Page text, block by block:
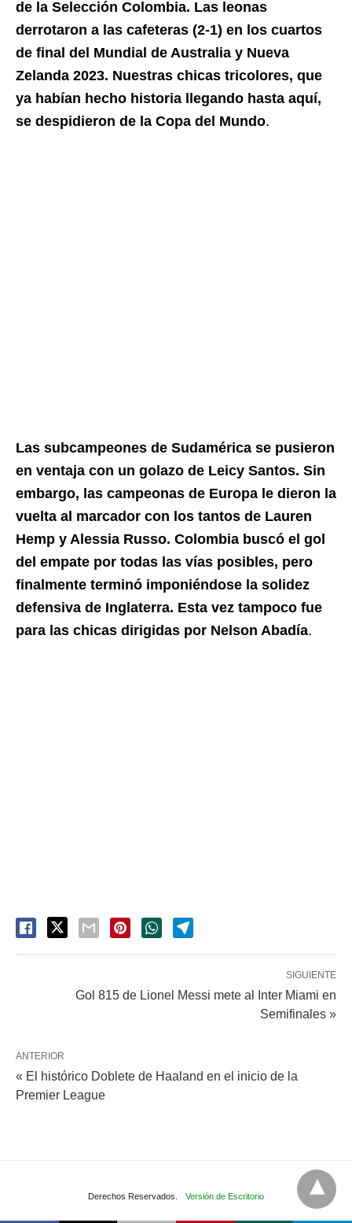
de la Selección Colombia. Las leonas
derrotaron a las cafeteras (2-1) en los cuartos
de final del Mundial de Australia y Nueva
Zelanda 2023. Nuestras chicas tricolores, que
ya habían hecho historia llegando hasta aquí,
se despidieron de la Copa del Mundo.
Las subcampeones de Sudamérica se pusieron
en ventaja con un golazo de Leicy Santos. Sin
embargo, las campeonas de Europa le dieron la
vuelta al marcador con los tantos de Lauren
Hemp y Alessia Russo. Colombia buscó el gol
del empate por todas las vías posibles, pero
finalmente terminó imponiéndose la solidez
defensiva de Inglaterra. Esta vez tampoco fue
para las chicas dirigidas por Nelson Abadía.
SIGUIENTE
Gol 815 de Lionel Messi mete al Inter Miami en
Semifinales »
ANTERIOR
« El histórico Doblete de Haaland en el inicio de la
Premier League
Derechos Reservados. Versión de Escritorio